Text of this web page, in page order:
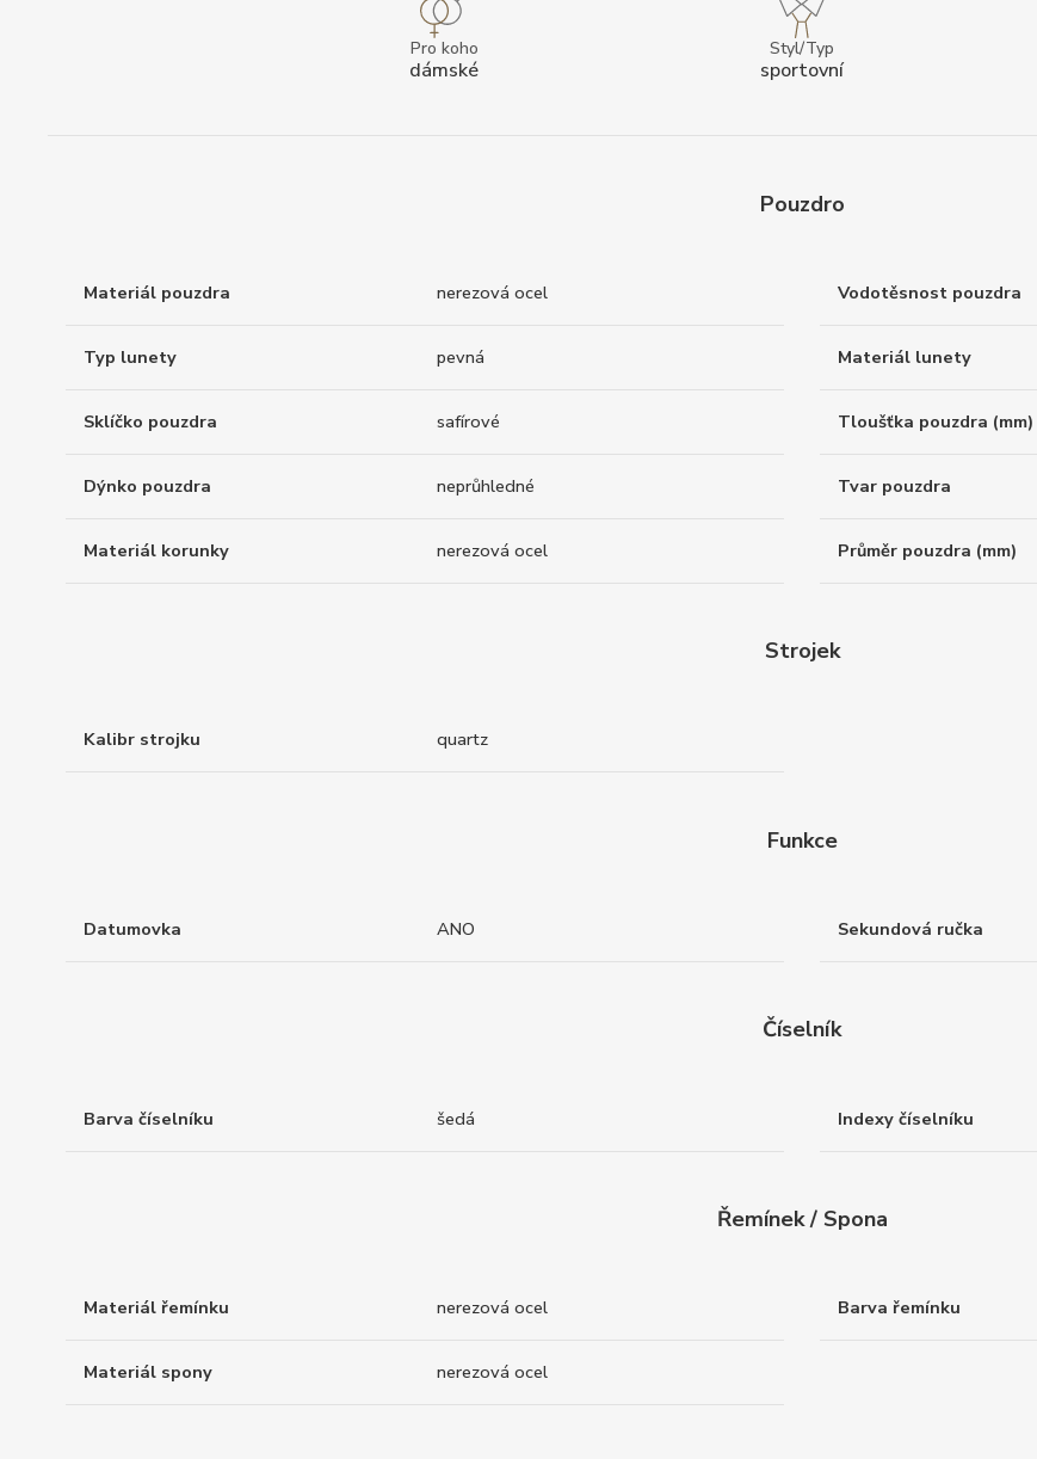
Pro koho
dámské
Styl/Typ
sportovní
Pouzdro
Materiál pouzdra nerezová ocel Vodotěsnost pouzdra
Typ lunety pevná Materiál lunety
Sklíčko pouzdra safírové Tloušťka pouzdra (mm)
Dýnko pouzdra neprůhledné Tvar pouzdra
Materiál korunky nerezová ocel Průměr pouzdra (mm)
Strojek
Kalibr strojku quartz
Funkce
Datumovka ANO Sekundová ručka
Číselník
Barva číselníku šedá Indexy číselníku
Řemínek / Spona
Materiál řemínku nerezová ocel Barva řemínku
Materiál spony nerezová ocel